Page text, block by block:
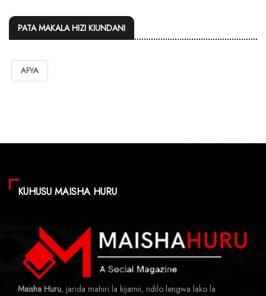
PATA MAKALA HIZI KIUNDANI
AFYA
KUHUSU MAISHA HURU
Maisha Huru, jarida mahiri la kijamii, ndilo lengwa lako la